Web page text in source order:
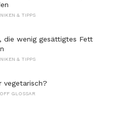
& TIPPS
die wenig gesättigtes Fett
& TIPPS
vegetarisch?
GLOSSAR